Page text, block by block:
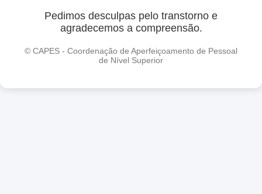
Pedimos desculpas pelo transtorno e
agradecemos a compreensão.
© CAPES - Coordenação de Aperfeiçoamento de Pessoal
de Nível Superior